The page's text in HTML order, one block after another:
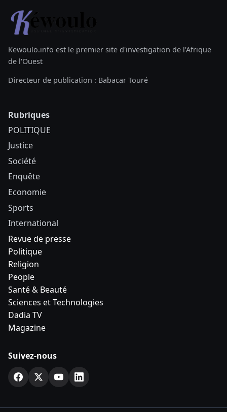
Kewoulo.info est le premier site d'investigation de l'Afrique
de l'Ouest
Directeur de publication : Babacar Touré
Rubriques
POLITIQUE
Justice
Société
Enquête
Economie
Sports
International
Revue de presse
Politique
Religion
People
Santé & Beauté
Sciences et Technologies
Dadia TV
Magazine
Suivez-nous